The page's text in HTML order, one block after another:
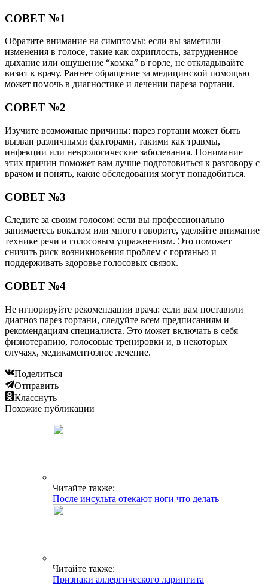
СОВЕТ №1
Обратите внимание на симптомы: если вы заметили
изменения в голосе, такие как охриплость, затрудненное
дыхание или ощущение “комка” в горле, не откладывайте
визит к врачу. Раннее обращение за медицинской помощью
может помочь в диагностике и лечении пареза гортани.
СОВЕТ №2
Изучите возможные причины: парез гортани может быть
вызван различными факторами, такими как травмы,
инфекции или неврологические заболевания. Понимание
этих причин поможет вам лучше подготовиться к разговору с
врачом и понять, какие обследования могут понадобиться.
СОВЕТ №3
Следите за своим голосом: если вы профессионально
занимаетесь вокалом или много говорите, уделяйте внимание
технике речи и голосовым упражнениям. Это поможет
снизить риск возникновения проблем с гортанью и
поддерживать здоровье голосовых связок.
СОВЕТ №4
Не игнорируйте рекомендации врача: если вам поставили
диагноз парез гортани, следуйте всем предписаниям и
рекомендациям специалиста. Это может включать в себя
физиотерапию, голосовые тренировки и, в некоторых
случаях, медикаментозное лечение.
Поделиться
Отправить
Класснуть
Похожие публикации
Читайте также:
После инсульта отекают ноги что делать
Читайте также:
Признаки аллергического ларингита